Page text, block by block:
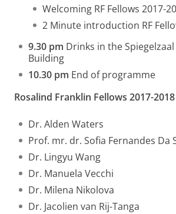
Welcoming RF Fellows 2017-
2 Minute introduction RF
9.30 pm Drinks in the
Building
10.30 pm End of programme
Rosalind Franklin Fellows 2017-2018
Dr. Alden Waters
Prof. mr. dr. Sofia Fernandes Da
Dr. Lingyu Wang
Dr. Manuela Vecchi
Dr. Milena Nikolova
Dr. Jacolien van Rij-Tanga